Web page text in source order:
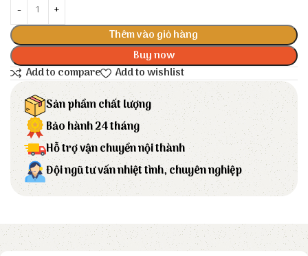
Thêm vào giỏ hàng
Buy now
Add to compare
Add to wishlist
Sản phẩm chất lượng
Bảo hành 24 tháng
Hỗ trợ vận chuyển nội thành
Đội ngũ tư vấn nhiệt tình, chuyên nghiệp